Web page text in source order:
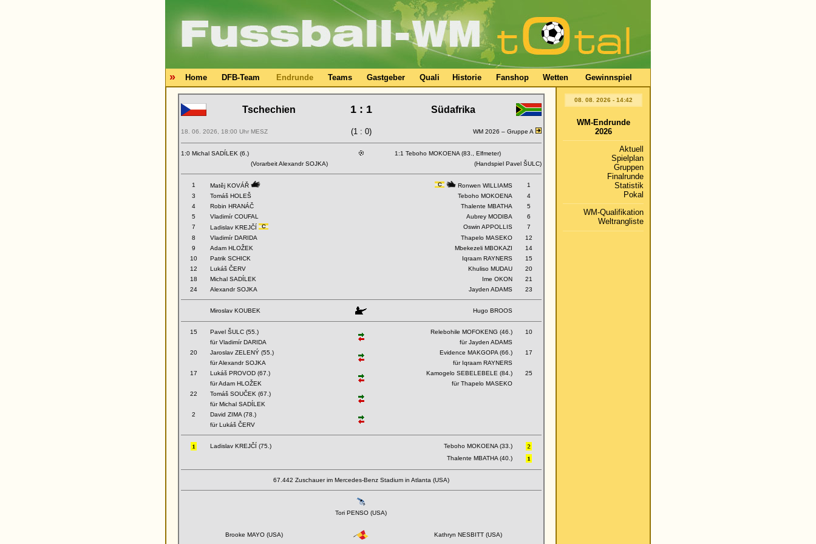
» Home DFB-Team Endrunde Teams Gastgeber Quali Historie Fanshop Wetten Gewinnspiel
Tschechien 1 : 1 Südafrika
18. 06. 2026, 18:00 Uhr MESZ (1 : 0) WM 2026 – Gruppe A
1:0 Michal SADÍLEK (6.)
1:1 Teboho MOKOENA (83., Elfmeter)
(Vorarbeit Alexandr SOJKA)
(Handspiel Pavel ŠULC)
1 Matěj KOVÁŘ Ronwen WILLIAMS
1
3
Tomáš HOLEŠ Teboho MOKOENA
4
4
Robin HRANÁČ Thalente MBATHA
5
5
Vladimír COUFAL Aubrey MODIBA
6
7
Ladislav KREJČÍ Oswin APPOLLIS
7
8
Vladimír DARIDA Thapelo MASEKO
12
9
Adam HLOŽEK Mbekezeli MBOKAZI
14
10
Patrik SCHICK Iqraam RAYNERS
15
12
Lukáš ČERV Khuliso MUDAU
20
18
Michal SADÍLEK Ime OKON
21
24
Alexandr SOJKA Jayden ADAMS 23
Miroslav KOUBEK Hugo BROOS
15 Pavel ŠULC (55.) Relebohile MOFOKENG (46.)
10
für Vladimír DARIDA
für Jayden ADAMS
20
Jaroslav ZELENÝ (55.) Evidence MAKGOPA (66.)
17
für Alexandr SOJKA
für Iqraam RAYNERS
17
Lukáš PROVOD (67.) Kamogelo SEBELEBELE (84.)
25
für Adam HLOŽEK
für Thapelo MASEKO
22
Tomáš SOUČEK (67.)
für Michal SADÍLEK
2
David ZIMA (78.)
für Lukáš ČERV
Ladislav KREJČÍ (75.)
Teboho MOKOENA (33.)
Thalente MBATHA (40.)
67.442 Zuschauer im Mercedes-Benz Stadium in Atlanta (USA)
Tori PENSO (USA)
Brooke MAYO (USA) Kathryn NESBITT (USA)
08. 08. 2026 - 14:42
WM-Endrunde
2026
Aktuell
Spielplan
Gruppen
Finalrunde
Statistik
Pokal
WM-Qualifikation
Weltrangliste